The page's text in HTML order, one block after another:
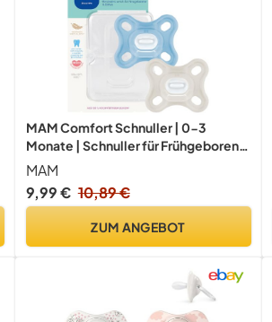
MAM Comfort Schnuller | 0-3
Monate | Schnuller für Frühgeborene
und Neugeborene | stillfreundlicher
Babyschnuller | besonders klein &
leicht | extra sanft | 100% Silikon |
MAM
9,99 € 10,89 €
ZUM ANGEBOT